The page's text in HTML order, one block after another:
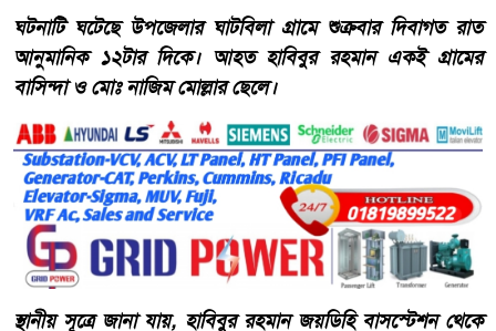
ঘটনাটি ঘটেছে উপজেলার ঘাটবিলা গ্রামে শুক্রবার দিবাগত রাত
আনুমানিক ১২টার দিকে। আহত হাবিবুর রহমান একই গ্রামের
বাসিন্দা ও মোঃ নাজিম মোল্লার ছেলে।
স্থানীয় সূত্রে জানা যায়, হাবিবুর রহমান জয়ডিহি বাসস্টেশন থেকে